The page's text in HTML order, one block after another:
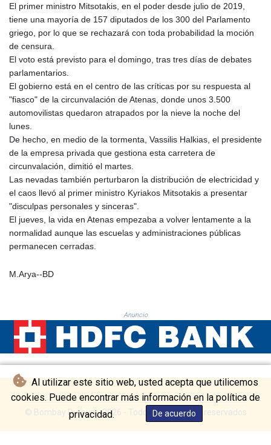
Al utilizar este sitio web, usted acepta que utilicemos
cookies. Puede encontrar más información en la política de
privacidad.
De acuerdo
ILS 3.468101
IMP 0.857019
INR 110.072122
IRR 1589307.85432
JEP 0.857019
JMD 182.994762
JOD 0.819159
KES 149.450928
KGS 101.03906
KHR 4680.351701
KMF 492.199617
KRW 1636.950761
KWD 0.356741
KYD 0.960262
KZT 540.040464
LSL 18.720126
LTL 3.41159
LVL 0.698888
MDL 20.037856
MGA 4917.246994
MKD 61.540878
MMK 2425.815605
El primer ministro Mitsotakis, en el poder desde julio de 2019,
tiene una mayoría de 157 diputados de los 300 del Parlamento
griego, por lo que se rechazará con toda probabilidad la moción
de censura.
El voto está previsto para el domingo, tras tres días de debates
parlamentarios.
El gobierno está en el centro de las críticas por su respuesta al
"fiasco" de la circunvalación de Atenas, donde unos 3.500
automovilistas quedaron atrapados por la nieve la noche del
lunes.
De hecho, en medio de la tormenta, Vassilis Halkias, el presidente
de la empresa privada que gestiona esta carretera de
circunvalación, dimitió el martes.
Las nevadas también perturbaron la distribución de electricidad y
el caos llevó al primer ministro Kyriakos Mitsotakis a presentar
"disculpas personales y sinceras".
El jueves, la vida en Atenas empezaba a volver lentamente a la
normalidad aunque las escuelas y administraciones públicas
permanecen cerradas.
M.Arya--BD
Anuncio
© Bombay Durpun - 2026 - Todos los derechos reservados